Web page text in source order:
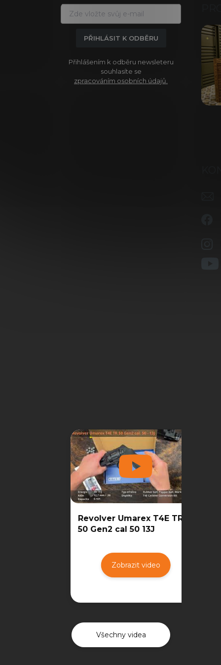
PŘIHLÁSIT K ODBĚRU
Přihlášením k odběru newsleteru
souhlasíte se
zpracováním osobních údajů.
Revolver Umarex T4E TR
50 Gen2 cal 50 13J
Zobrazit video
Všechny videa